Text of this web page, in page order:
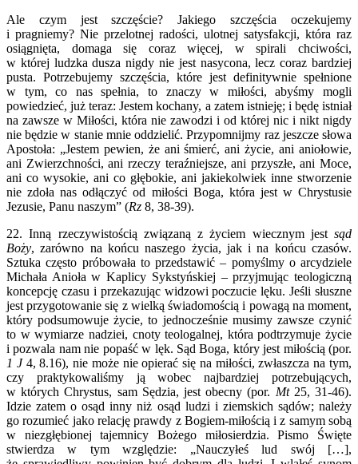
Ale czym jest szczęście? Jakiego szczęścia oczekujemy
i pragniemy? Nie przelotnej radości, ulotnej satysfakcji, która raz
osiągnięta, domaga się coraz więcej, w spirali chciwości,
w której ludzka dusza nigdy nie jest nasycona, lecz coraz bardziej
pusta. Potrzebujemy szczęścia, które jest definitywnie spełnione
w tym, co nas spełnia, to znaczy w miłości, abyśmy mogli
powiedzieć, już teraz: Jestem kochany, a zatem istnieję; i będę istniał
na zawsze w Miłości, która nie zawodzi i od której nic i nikt nigdy
nie będzie w stanie mnie oddzielić. Przypomnijmy raz jeszcze słowa
Apostoła: „Jestem pewien, że ani śmierć, ani życie, ani aniołowie,
ani Zwierzchności, ani rzeczy teraźniejsze, ani przyszłe, ani Moce,
ani co wysokie, ani co głębokie, ani jakiekolwiek inne stworzenie
nie zdoła nas odłączyć od miłości Boga, która jest w Chrystusie
Jezusie, Panu naszym” (Rz 8, 38-39).
22. Inną rzeczywistością związaną z życiem wiecznym jest sąd
Boży, zarówno na końcu naszego życia, jak i na końcu czasów.
Sztuka często próbowała to przedstawić – pomyślmy o arcydziele
Michała Anioła w Kaplicy Sykstyńskiej – przyjmując teologiczną
koncepcję czasu i przekazując widzowi poczucie lęku. Jeśli słuszne
jest przygotowanie się z wielką świadomością i powagą na moment,
który podsumowuje życie, to jednocześnie musimy zawsze czynić
to w wymiarze nadziei, cnoty teologalnej, która podtrzymuje życie
i pozwala nam nie popaść w lęk. Sąd Boga, który jest miłością (por.
1 J4, 8.16), nie może nie opierać się na miłości, zwłaszcza na tym,
czy praktykowaliśmy ją wobec najbardziej potrzebujących,
w których Chrystus, sam Sędzia, jest obecny (por. Mt25, 31-46).
Idzie zatem o osąd inny niż osąd ludzi i ziemskich sądów; należy
go rozumieć jako relację prawdy z Bogiem-miłością i z samym sobą
w niezgłębionej tajemnicy Bożego miłosierdzia. Pismo Święte
stwierdza w tym względzie: „Nauczyłeś lud swój […],